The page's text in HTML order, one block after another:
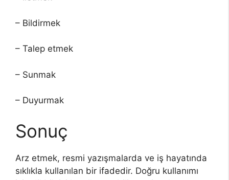
– Bildirmek
– Talep etmek
– Sunmak
– Duyurmak
Sonuç
Arz etmek, resmi yazışmalarda ve iş hayatında
sıklıkla kullanılan bir ifadedir. Doğru kullanımı